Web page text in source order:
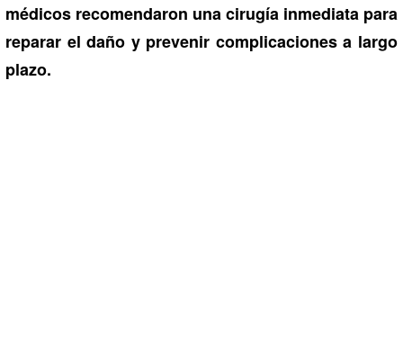
médicos recomendaron una cirugía inmediata para
reparar el daño y prevenir complicaciones a largo
plazo.